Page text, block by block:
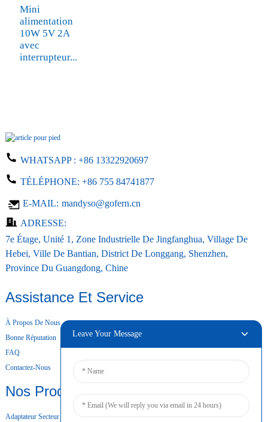
Mini
alimentation
10W 5V 2A
avec
interrupteur...
WHATSAPP : +86 13322920697
TÉLÉPHONE: +86 755 84741877
E-MAIL: mandyso@gofern.cn
ADRESSE:
7e Étage, Unité 1, Zone Industrielle De Jingfanghua, Village De
Hebei, Ville De Bantian, District De Longgang, Shenzhen,
Province Du Guangdong, Chine
Assistance Et Service
À Propos De Nous
Bonne Réputation
FAQ
Contactez-Nous
Nos Produits
Adaptateur Secteur De Bureau
Leave Your Message